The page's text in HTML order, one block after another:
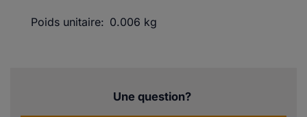
Poids unitaire: 0.006 kg
Une question?